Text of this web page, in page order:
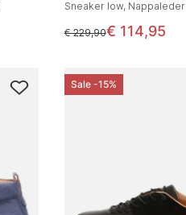
Sneaker low, Nappaleder
statt
€ 229,90€ 114,95
Sale -15%